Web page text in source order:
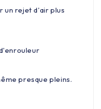
un rejet d'air plus
presque pleins.